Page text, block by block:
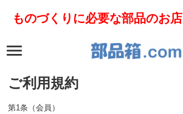
ものづくりに必要な部品のお店
ご利用規約
第1条（会員）